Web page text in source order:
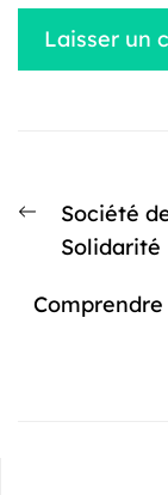
de
l’article
Article
précédent
Société
Solidarité